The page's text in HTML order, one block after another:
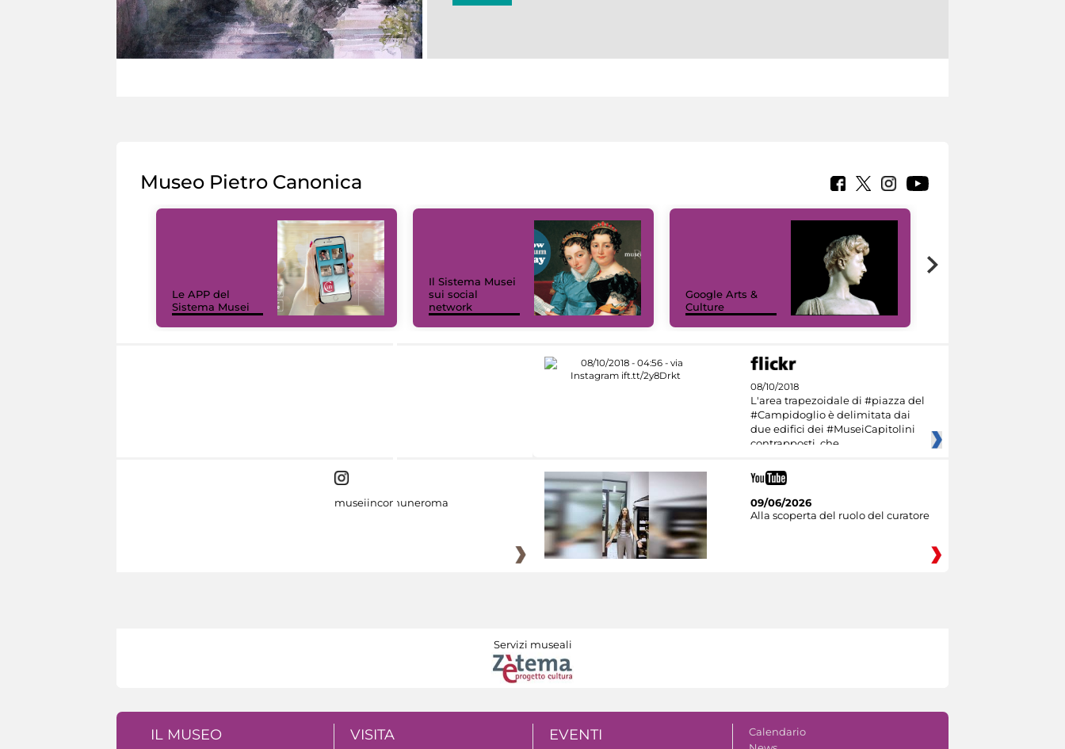
Museo Pietro Canonica
Le APP del
Sistema Musei
Il Sistema Musei
sui social
network
Google Arts &
Culture
08/10/2018
L'area trapezoidale di #piazza del
#Campidoglio è delimitata dai
due edifici dei #MuseiCapitolini
contrapposti, che
museiincomuneroma
09/06/2026
Alla scoperta del ruolo del curatore
Servizi museali
IL MUSEO VISITA EVENTI
Calendario